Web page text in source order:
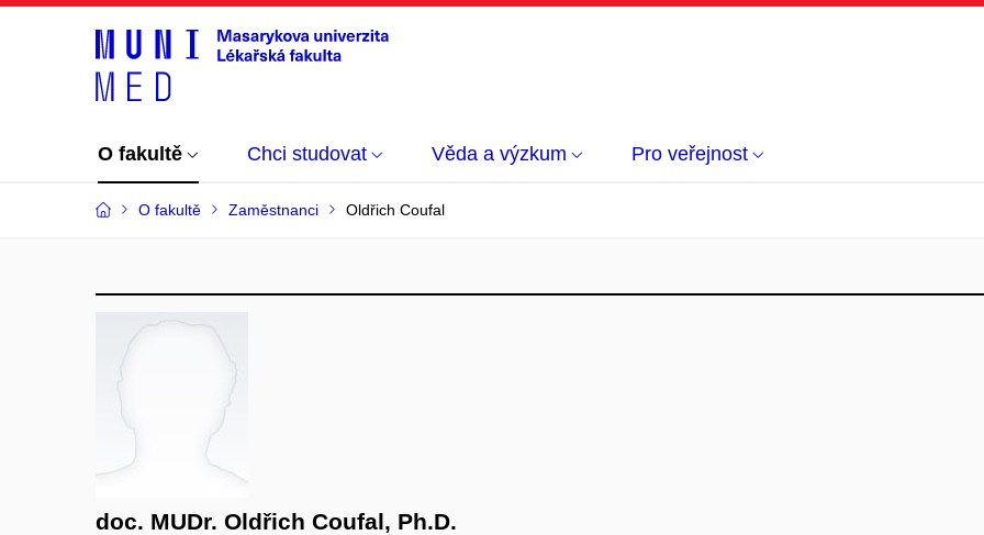
O fakultě Chci studovat Věda a výzkum Pro veřejnost
O fakultě Zaměstnanci Oldřich Coufal
doc. MUDr. Oldřich Coufal, Ph.D.